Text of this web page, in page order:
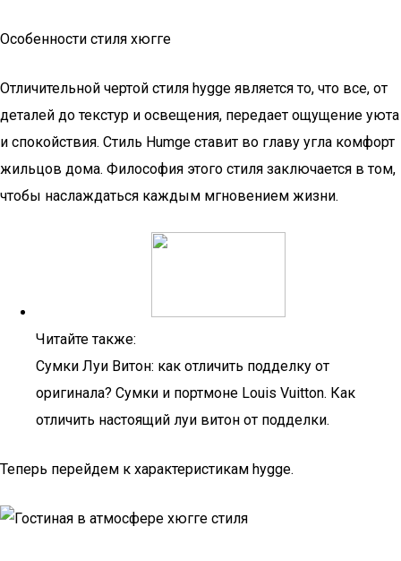
Особенности стиля хюгге
Отличительной чертой стиля hygge является то, что все, от
деталей до текстур и освещения, передает ощущение уюта
и спокойствия. Стиль Humge ставит во главу угла комфорт
жильцов дома. Философия этого стиля заключается в том,
чтобы наслаждаться каждым мгновением жизни.
Читайте также:
Сумки Луи Витон: как отличить подделку от
оригинала? Сумки и портмоне Louis Vuitton. Как
отличить настоящий луи витон от подделки.
Теперь перейдем к характеристикам hygge.